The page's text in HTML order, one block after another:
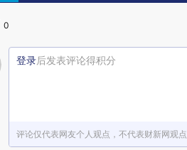
0
登录后发表评论得积分
评论仅代表网友个人观点，不代表财新网观点